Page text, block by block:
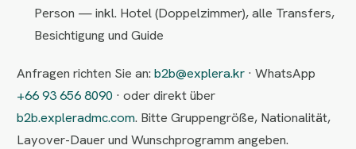
Person — inkl. Hotel (Doppelzimmer), alle Transfers,
Besichtigung und Guide
Anfragen richten Sie an:b2b@explera.kr · WhatsApp
+66 93 656 8090 · oder direkt über
b2b.expleradmc.com. Bitte Gruppengröße, Nationalität,
Layover-Dauer und Wunschprogramm angeben.